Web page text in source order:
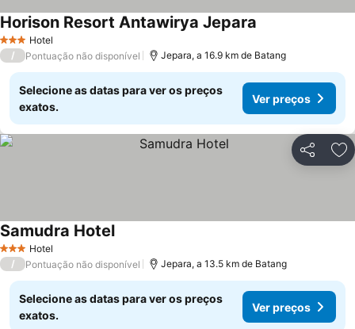
3 EstrelasHotel
Horison Resort Antawirya Jepara
/ Pontuação não disponível Jepara, a 16.9 km de Batang
Selecione as datas para ver os preços
exatos.
Ver preços
Partilhar
3 EstrelasHotel
Samudra HotelVer preços
/ Pontuação não disponível Jepara, a 13.5 km de Batang
Selecione as datas para ver os preços
exatos.
Ver preços